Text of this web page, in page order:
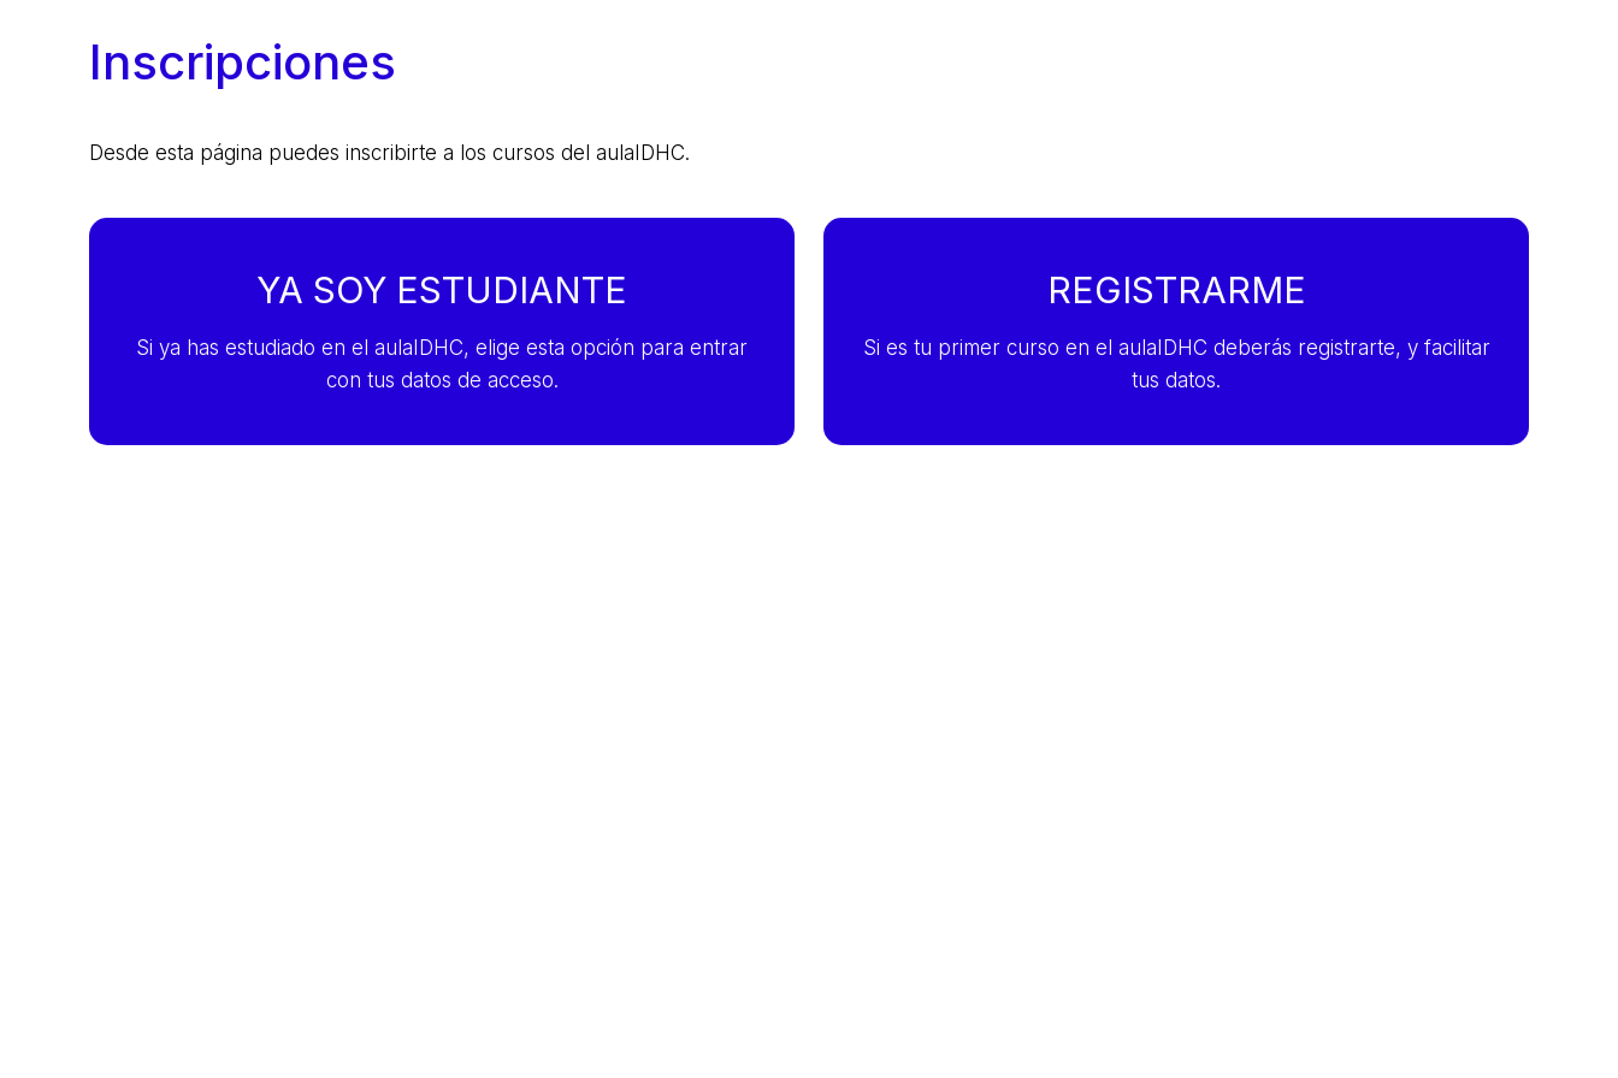
Inscripciones
Desde esta página puedes inscribirte a los cursos del aulaIDHC.
YA SOY ESTUDIANTE
Si ya has estudiado en el aulaIDHC, elige esta opción para entrar
con tus datos de acceso.
REGISTRARME
Si es tu primer curso en el aulaIDHC deberás registrarte, y facilitar
tus datos.